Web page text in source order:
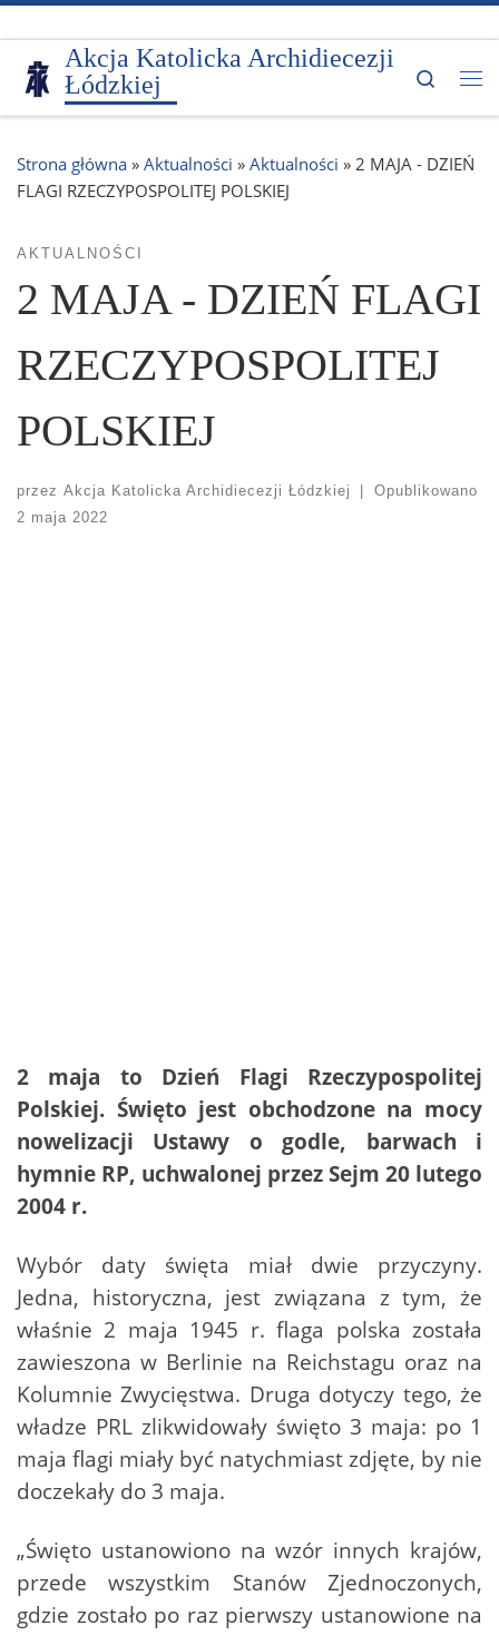
Przejdź do treści
Akcja Katolicka Archidiecezji
Łódzkiej
Search
Strona główna » Aktualności » Aktualności » 2 MAJA - DZIEŃ
FLAGI RZECZYPOSPOLITEJ POLSKIEJ
AKTUALNOŚCI
2 MAJA - DZIEŃ FLAGI
RZECZYPOSPOLITEJ
POLSKIEJ
przez Akcja Katolicka Archidiecezji Łódzkiej
Opublikowano
2 maja 2022
2 maja to Dzień Flagi Rzeczypospolitej
Polskiej. Święto jest obchodzone na mocy
nowelizacji Ustawy o godle, barwach i
hymnie RP, uchwalonej przez Sejm 20 lutego
2004 r.
Wybór daty święta miał dwie przyczyny.
Jedna, historyczna, jest związana z tym, że
właśnie 2 maja 1945 r. flaga polska została
zawieszona w Berlinie na Reichstagu oraz na
Kolumnie Zwycięstwa. Druga dotyczy tego, że
władze PRL zlikwidowały święto 3 maja: po 1
maja flagi miały być natychmiast zdjęte, by nie
doczekały do 3 maja.
„Święto ustanowiono na wzór innych krajów,
przede wszystkim Stanów Zjednoczonych,
gdzie zostało po raz pierwszy ustanowione na